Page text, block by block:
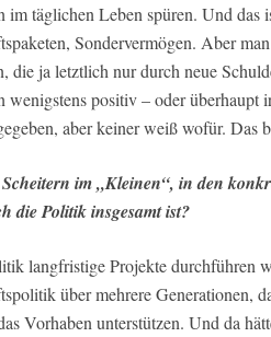
im täglichen Leben spüren. Und das
Sondervermögen. Aber
die ja letztlich nur durch neue
wenigstens positiv – oder
aber keiner weiß wofür. Das
Scheitern im „Kleinen“, in den
die Politik insgesamt ist?
langfristige Projekte durchführen
über mehrere Generationen,
Vorhaben unterstützen. Und da